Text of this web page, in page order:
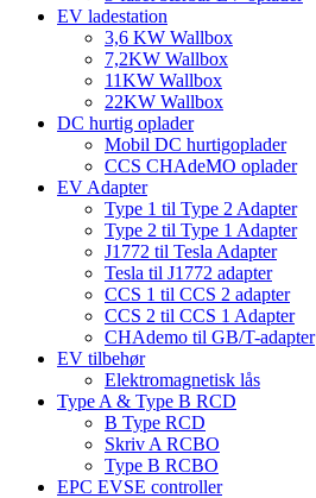
EV ladestation
3,6 KW Wallbox
7,2KW Wallbox
11KW Wallbox
22KW Wallbox
DC hurtig oplader
Mobil DC hurtigoplader
CCS CHAdeMO oplader
EV Adapter
Type 1 til Type 2 Adapter
Type 2 til Type 1 Adapter
J1772 til Tesla Adapter
Tesla til J1772 adapter
CCS 1 til CCS 2 adapter
CCS 2 til CCS 1 Adapter
CHAdemo til GB/T-adapter
EV tilbehør
Elektromagnetisk lås
Type A & Type B RCD
B Type RCD
Skriv A RCBO
Type B RCBO
EPC EVSE controller